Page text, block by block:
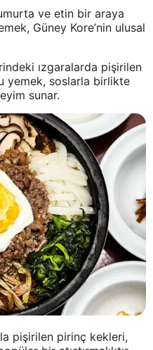
ve etin bir araya
Güney Kore’nin ulusal
ızgaralarda pişirilen
yemek, soslarla birlikte
sunar.
pişirilen pirinç kekleri,